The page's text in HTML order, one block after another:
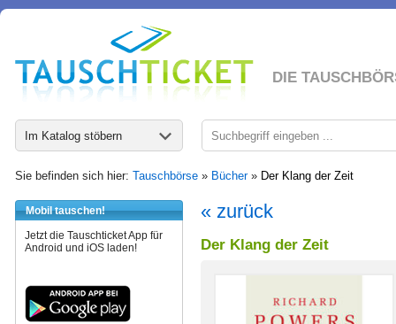
DIE
Im Katalog stöbern
Sie befinden sich hier: Tauschbörse » Bücher» Der Klang der Zeit
Mobil tauschen!
Jetzt die Tauschticket App für
Android und iOS laden!
« zurück
Der Klang der Zeit